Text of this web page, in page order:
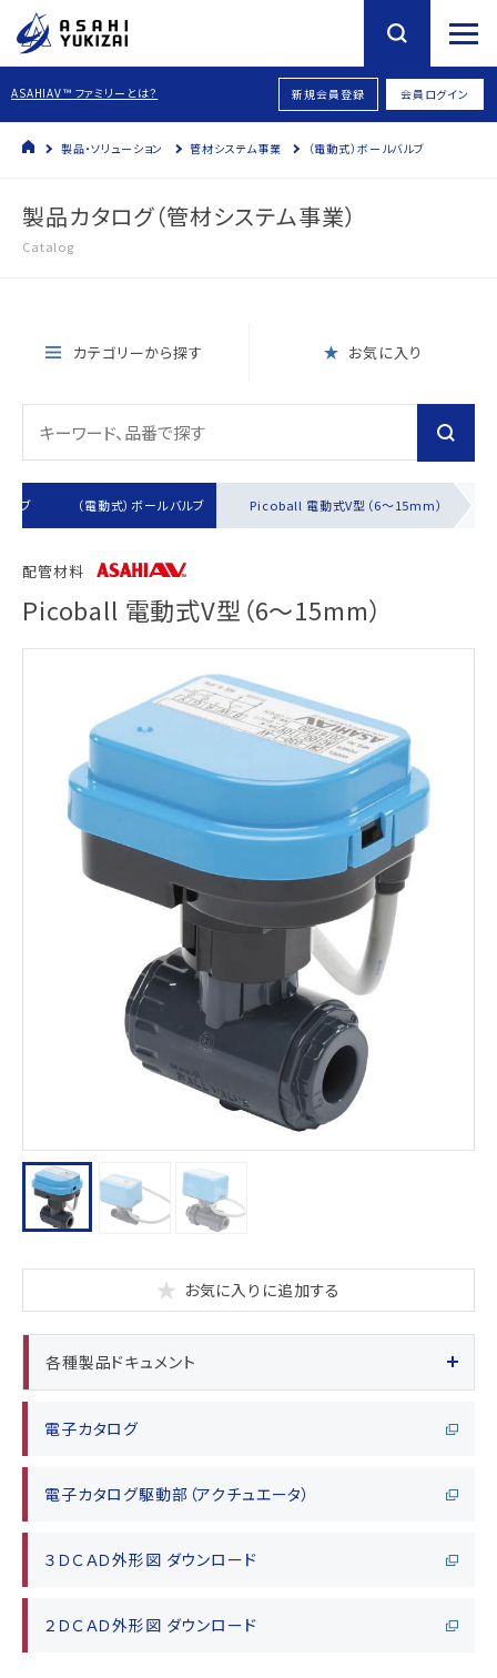
ASAHIAV™ ファミリーとは？ 新規会員登録 会員ログイン
製品・ソリューション 管材システム事業 （電動式）ボールバルブ
製品カタログ（管材システム事業）
Catalog
カテゴリーから探す お気に入り
ルブ （電動式）ボールバルブ Picoball 電動式V型（6～15mm）
配管材料
Picoball 電動式V型（6～15mm）
お気に入りに追加する
各種製品ドキュメント
電子カタログ
電子カタログ駆動部（アクチュエータ）
３ＤＣＡＤ外形図 ダウンロード
２ＤＣＡＤ外形図 ダウンロード